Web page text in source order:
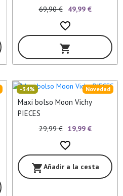
69,90 € 49,99 €
favorite_border
shopping_cart
Maxi bolso Moon Vichy
PIECES
Novedad
-34%
29,99 € 19,99 €
favorite_border
shopping_cartAñadir a la cesta